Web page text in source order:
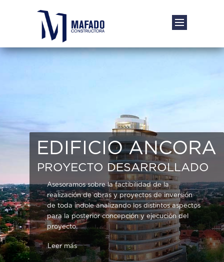
EDIFICIO ANCORA
PROYECTO DESARROLLADO
Asesoramos sobre la factibilidad de la
realización de obras y proyectos de inversión
de toda índole analizando los distintos aspectos
para la posterior concepción y ejecución del
proyecto.
Leer más